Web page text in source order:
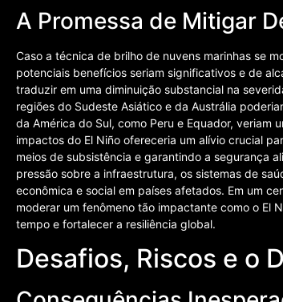
A Promessa de Mitigar
Caso a técnica de brilho de nuvens marinhas se
potenciais benefícios seriam significativos e de
traduzir em uma diminuição substancial na
regiões do Sudeste Asiático e da Austrália
da América do Sul, como Peru e Equador, veriam
impactos do El Niño ofereceria um alívio crucial
meios de subsistência e garantindo a segurança
pressão sobre a infraestrutura, os sistemas de
econômica e social em países afetados. Em um
moderar um fenômeno tão impactante como o El
tempo e fortalecer a resiliência global.
Desafios, Riscos e o